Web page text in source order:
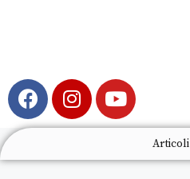
Articoli